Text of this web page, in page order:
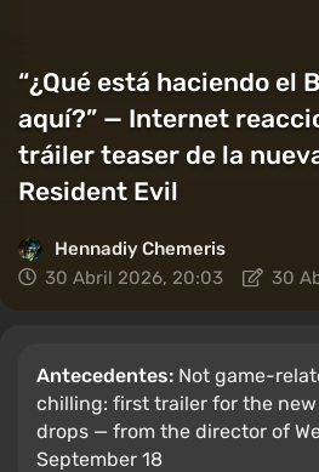
“¿Qué está haciendo el
aquí?” — Internet
tráiler teaser de la
Resident Evil
Hennadiy Chemеris
30 Abril 2026, 20:03
30
Antecedentes: Not game-
chilling: first trailer for the new
drops — from the director of
September 18